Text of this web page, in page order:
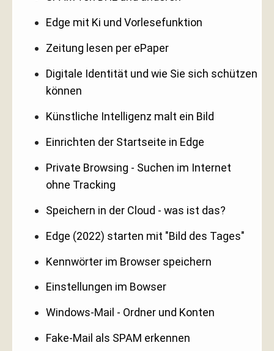
Edge mit Ki und Vorlesefunktion
Zeitung lesen per ePaper
Digitale Identität und wie Sie sich schützen
können
Künstliche Intelligenz malt ein Bild
Einrichten der Startseite in Edge
Private Browsing - Suchen im Internet
ohne Tracking
Speichern in der Cloud - was ist das?
Edge (2022) starten mit "Bild des Tages"
Kennwörter im Browser speichern
Einstellungen im Bowser
Windows-Mail - Ordner und Konten
Fake-Mail als SPAM erkennen